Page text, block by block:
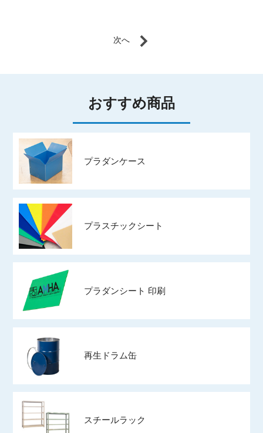
おすすめ商品
プラダンケース
プラスチックシート
プラダンシート 印刷
再生ドラム缶
スチールラック